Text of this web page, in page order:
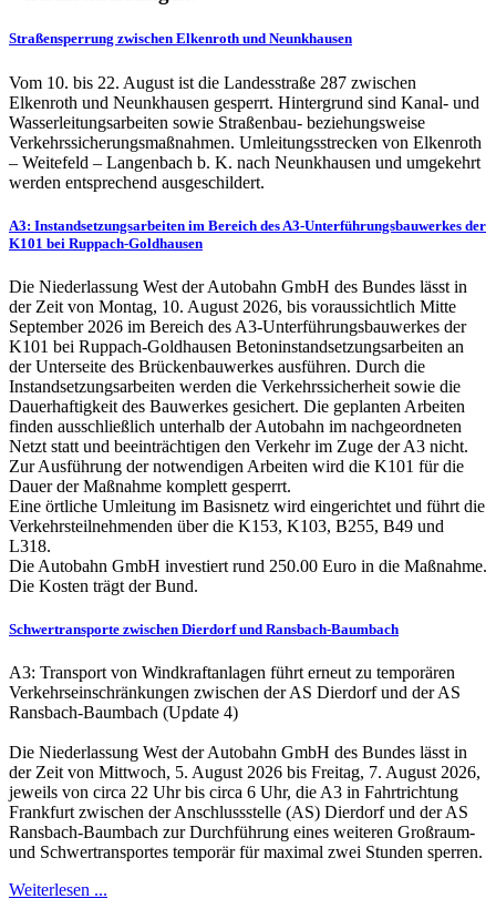
Straßensperrung zwischen Elkenroth und Neunkhausen
Vom 10. bis 22. August ist die Landesstraße 287 zwischen
Elkenroth und Neunkhausen gesperrt. Hintergrund sind Kanal- und
Wasserleitungsarbeiten sowie Straßenbau- beziehungsweise
Verkehrssicherungsmaßnahmen. Umleitungsstrecken von Elkenroth
– Weitefeld – Langenbach b. K. nach Neunkhausen und umgekehrt
werden entsprechend ausgeschildert.
A3: Instandsetzungsarbeiten im Bereich des A3-Unterführungsbauwerkes der
K101 bei Ruppach-Goldhausen
Die Niederlassung West der Autobahn GmbH des Bundes lässt in
der Zeit von Montag, 10. August 2026, bis voraussichtlich Mitte
September 2026 im Bereich des A3-Unterführungsbauwerkes der
K101 bei Ruppach-Goldhausen Betoninstandsetzungsarbeiten an
der Unterseite des Brückenbauwerkes ausführen. Durch die
Instandsetzungsarbeiten werden die Verkehrssicherheit sowie die
Dauerhaftigkeit des Bauwerkes gesichert. Die geplanten Arbeiten
finden ausschließlich unterhalb der Autobahn im nachgeordneten
Netzt statt und beeinträchtigen den Verkehr im Zuge der A3 nicht.
Zur Ausführung der notwendigen Arbeiten wird die K101 für die
Dauer der Maßnahme komplett gesperrt.
Eine örtliche Umleitung im Basisnetz wird eingerichtet und führt die
Verkehrsteilnehmenden über die K153, K103, B255, B49 und
L318.
Die Autobahn GmbH investiert rund 250.00 Euro in die Maßnahme.
Die Kosten trägt der Bund.
Schwertransporte zwischen Dierdorf und Ransbach-Baumbach
A3: Transport von Windkraftanlagen führt erneut zu temporären
Verkehrseinschränkungen zwischen der AS Dierdorf und der AS
Ransbach-Baumbach (Update 4)
Die Niederlassung West der Autobahn GmbH des Bundes lässt in
der Zeit von Mittwoch, 5. August 2026 bis Freitag, 7. August 2026,
jeweils von circa 22 Uhr bis circa 6 Uhr, die A3 in Fahrtrichtung
Frankfurt zwischen der Anschlussstelle (AS) Dierdorf und der AS
Ransbach-Baumbach zur Durchführung eines weiteren Großraum-
und Schwertransportes temporär für maximal zwei Stunden sperren.
Weiterlesen ...